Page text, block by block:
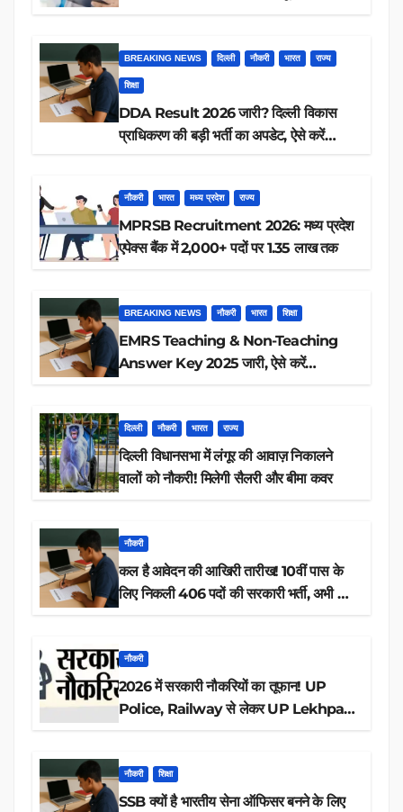
BREAKING NEWS दिल्ली नौकरी भारत राज्य
शिक्षा
DDA Result 2026 जारी? दिल्ली विकास
प्राधिकरण की बड़ी भर्ती का अपडेट, ऐसे करें
नौकरी भारत मध्य प्रदेश राज्य
MPRSB Recruitment 2026: मध्य प्रदेश
एपेक्स बैंक में 2,000+ पदों पर 1.35 लाख तक
BREAKING NEWS नौकरी भारत शिक्षा
EMRS Teaching & Non-Teaching
Answer Key 2025 जारी, ऐसे करें
दिल्ली नौकरी भारत राज्य
दिल्ली विधानसभा में लंगूर की आवाज़ निकालने
वालों को नौकरी! मिलेगी सैलरी और बीमा कवर
नौकरी
कल है आवेदन की आखिरी तारीख! 10वीं पास के
लिए निकली 406 पदों की सरकारी भर्ती, अभी करें
नौकरी
2026 में सरकारी नौकरियों का तूफान! UP
Police, Railway से लेकर UP Lekhpal
नौकरी शिक्षा
SSB क्यों है भारतीय सेना ऑफिसर बनने के लिए